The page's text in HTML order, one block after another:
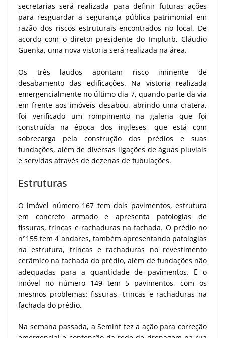
secretarias será realizada para definir futuras ações
para resguardar a segurança pública patrimonial em
razão dos riscos estruturais encontrados no local. De
acordo com o diretor-presidente do Implurb, Cláudio
Guenka, uma nova vistoria será realizada na área.
Os três laudos apontam risco iminente de
desabamento das edificações. Na vistoria realizada
emergencialmente no último dia 7, quando parte da via
em frente aos imóveis desabou, abrindo uma cratera,
foi verificado um rompimento na galeria que foi
construída na época dos ingleses, que está com
sobrecarga pela construção dos prédios e suas
fundações, além de diversas ligações de águas pluviais
e servidas através de dezenas de tubulações.
Estruturas
O imóvel número 167 tem dois pavimentos, estrutura
em concreto armado e apresenta patologias de
fissuras, trincas e rachaduras na fachada. O prédio no
n°155 tem 4 andares, também apresentando patologias
na estrutura, trincas e rachaduras no revestimento
cerâmico na fachada do prédio, além de fundações não
adequadas para a quantidade de pavimentos. E o
imóvel no número 149 tem 5 pavimentos, com os
mesmos problemas: fissuras, trincas e rachaduras na
fachada do prédio.
Na semana passada, a Seminf fez a ação para correção